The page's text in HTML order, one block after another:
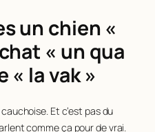
un chien «
« un qua
« la vak »
Et c’est pas du
comme ça pour de vrai.